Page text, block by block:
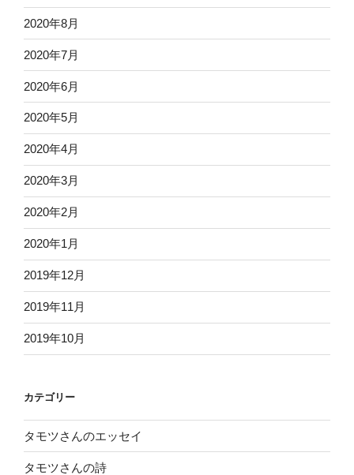
2020年8月
2020年7月
2020年6月
2020年5月
2020年4月
2020年3月
2020年2月
2020年1月
2019年12月
2019年11月
2019年10月
カテゴリー
タモツさんのエッセイ
タモツさんの詩